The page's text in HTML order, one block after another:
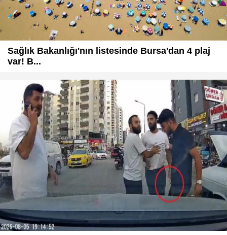
Sağlık Bakanlığı'nın listesinde Bursa'dan 4 plaj
var! B...